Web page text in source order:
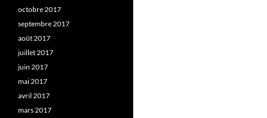
octobre 2017
septembre 2017
août 2017
juillet 2017
juin 2017
mai 2017
avril 2017
mars 2017